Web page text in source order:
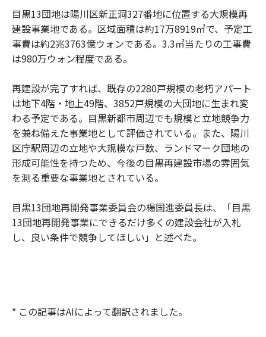
目黒13団地は陽川区新正洞327番地に位置する大規模再
建設事業地である。区域面積は約17万8919㎡で、予定工
事費は約2兆3763億ウォンである。3.3㎡当たりの工事費
は980万ウォン程度である。
再建設が完了すれば、既存の2280戸規模の老朽アパート
は地下4階・地上49階、3852戸規模の大団地に生まれ変
わる予定である。目黒新都市周辺でも規模と立地競争力
を兼ね備えた事業地として評価されている。また、陽川
区庁駅周辺の立地や大規模な戸数、ランドマーク団地の
形成可能性を持つため、今後の目黒再建設市場の雰囲気
を測る重要な事業地とされている。
目黒13団地再開発事業委員会の楊国進委員長は、「目黒
13団地再開発事業にできるだけ多くの建設会社が入札
し、良い条件で競争してほしい」と述べた。
* この記事はAIによって翻訳されました。